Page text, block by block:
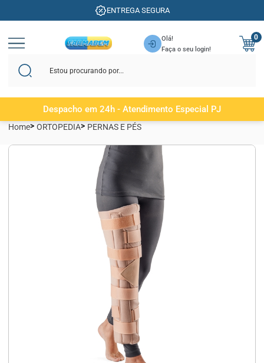
ENTREGA SEGURA
Olá!
Faça o seu login!
0
Despacho em 24h - Atendimento Especial PJ
Home ORTOPEDIA PERNAS E PÉS